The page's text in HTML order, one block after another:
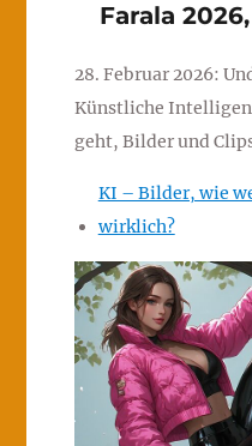
Farala
28. Februar 2026:
Künstliche
geht, Bilder und
KI – Bilder, wie
wirklich?